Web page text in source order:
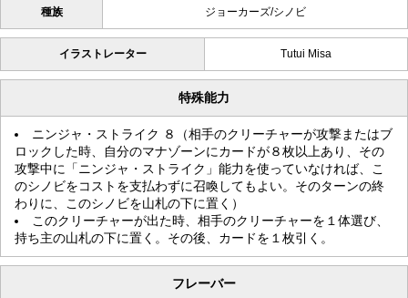
種族 ジョーカーズ/シノビ
イラストレーター Tutui Misa
特殊能力
ニンジャ・ストライク ８（相手のクリーチャーが攻撃またはブ
ロックした時、自分のマナゾーンにカードが８枚以上あり、その
攻撃中に「ニンジャ・ストライク」能力を使っていなければ、こ
のシノビをコストを支払わずに召喚してもよい。そのターンの終
わりに、このシノビを山札の下に置く）
このクリーチャーが出た時、相手のクリーチャーを１体選び、
持ち主の山札の下に置く。その後、カードを１枚引く。
フレーバー